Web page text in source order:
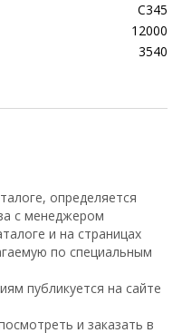
С345
12000
3540
определяется
с менеджером
и на страницах
по специальным
публикуется на сайте
и заказать в